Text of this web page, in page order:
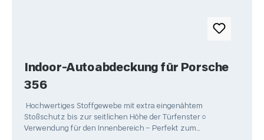
Indoor-Autoabdeckung für Porsche
356
Hochwertiges Stoffgewebe mit extra eingenähtem
Stoßschutz bis zur seitlichen Höhe der Türfenster ○
Verwendung für den Innenbereich – Perfekt zum